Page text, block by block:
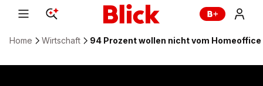
Home Wirtschaft 94 Prozent wollen nicht vom